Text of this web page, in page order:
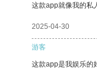
这款app就像我的私
2025-04-30
游客
这款app是我娱乐的